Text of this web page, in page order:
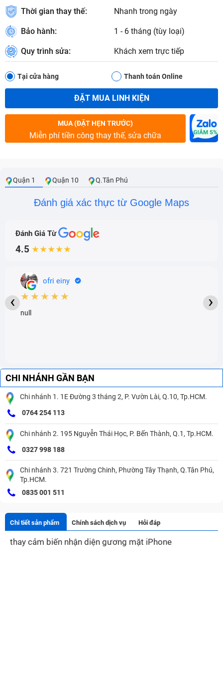
Thời gian thay thế: Nhanh trong ngày
Bảo hành: 1 - 6 tháng (tùy loại)
Quy trình sửa: Khách xem trực tiếp
Tại cửa hàng Thanh toán Online
ĐẶT MUA LINH KIỆN
MUA (ĐẶT HẸN TRƯỚC)
Miễn phí tiền công thay thế, sửa chữa
Quận 1 Quận 10 Q.Tân Phú
Đánh giá xác thực từ Google Maps
Đánh Giá Từ
4.5 ★★★★★
ofri einy
★★★★★
null
‹ ›
CHI NHÁNH GẦN BẠN
Chi nhánh 1. 1E Đường 3 tháng 2, P. Vườn Lài, Q.10, Tp.HCM.
0764 254 113
Chi nhánh 2. 195 Nguyễn Thái Học, P. Bến Thành, Q.1, Tp.HCM.
0327 998 188
Chi nhánh 3. 721 Trường Chinh, Phường Tây Thạnh, Q.Tân Phú,
Tp.HCM.
0835 001 511
Chi tiết sản phẩm Chính sách dịch vụ Hỏi đáp
thay cảm biến nhận diện gương mặt iPhone